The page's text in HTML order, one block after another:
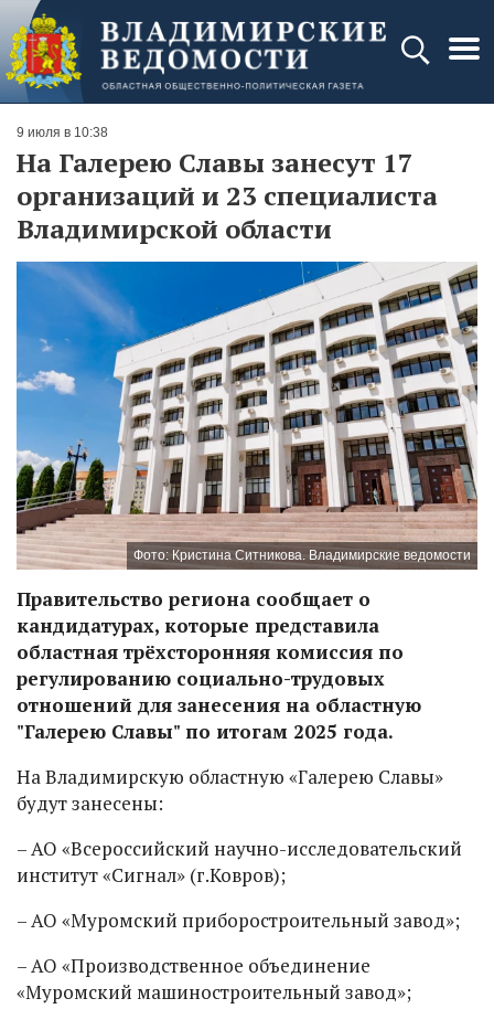
9 июля в 10:38
На Галерею Славы занесут 17
организаций и 23 специалиста
Владимирской области
Фото: Кристина Ситникова. Владимирские ведомости
Правительство региона сообщает о
кандидатурах, которые представила
областная трёхсторонняя комиссия по
регулированию социально-трудовых
отношений для занесения на областную
"Галерею Славы" по итогам 2025 года.
На Владимирскую областную «Галерею Славы»
будут занесены:
– АО «Всероссийский научно-исследовательский
институт «Сигнал» (г.Ковров);
– АО «Муромский приборостроительный завод»;
– АО «Производственное объединение
«Муромский машиностроительный завод»;